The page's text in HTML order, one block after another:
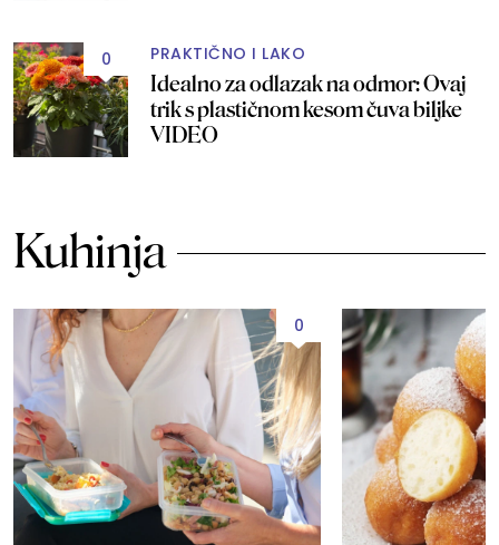
0 PRAKTIČNO I LAKO
Idealno za odlazak na odmor: Ovaj
trik s plastičnom kesom čuva biljke
VIDEO
Kuhinja
0